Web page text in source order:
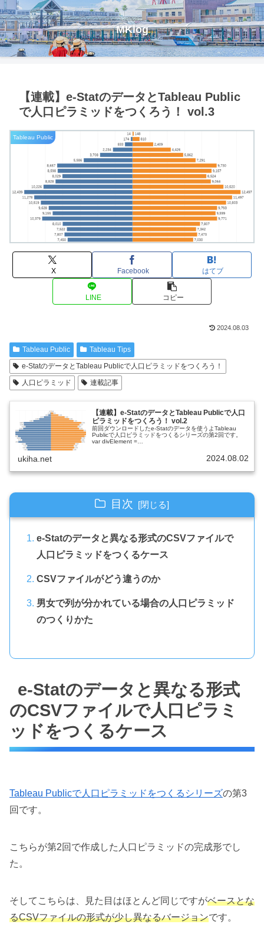
MKlog
【連載】e-StatのデータとTableau Public
で人口ピラミッドをつくろう！ vol.3
Tableau Public
X Facebook はてブ
LINE コピー
2024.08.03
Tableau Public
Tableau Tips
e-StatのデータとTableau Publicで人口ピラミッドをつくろう！
人口ピラミッド
連載記事
【連載】e-StatのデータとTableau Publicで人口
ピラミッドをつくろう！ vol.2
前回ダウンロードしたe-Statのデータを使うよTableau
Publicで人口ピラミッドをつくるシリーズの第2回です。
var divElement =
ukiha.net 2024.08.02
目次
e-Statのデータと異なる形式のCSVファイルで
人口ピラミッドをつくるケース
CSVファイルがどう違うのか
男女で列が分かれている場合の人口ピラミッド
のつくりかた
e-Statのデータと異なる形式
のCSVファイルで人口ピラミ
ッドをつくるケース
Tableau Publicで人口ピラミッドをつくるシリーズの第3
回です。
こちらが第2回で作成した人口ピラミッドの完成形でし
た。
そしてこちらは、見た目はほとんど同じですがベースとな
るCSVファイルの形式が少し異なるバージョンです。